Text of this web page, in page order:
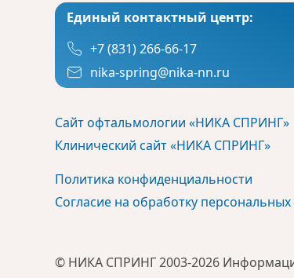
Единый контактный центр:
+7 (831) 266-66-17
nika-spring@nika-nn.ru
Сайт офтальмологии «НИКА СПРИНГ»
Клинический сайт «НИКА СПРИНГ»
Политика конфиденциальности
Согласие на обработку
© НИКА СПРИНГ 2003-2026